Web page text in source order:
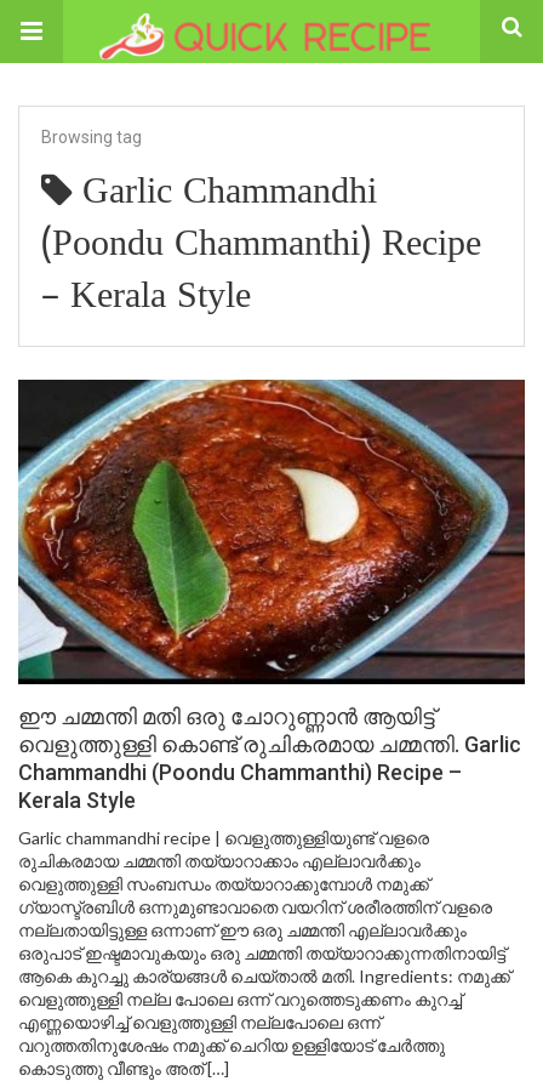
Browsing tag
Garlic Chammandhi
(Poondu Chammanthi) Recipe
– Kerala Style
ഈ ചമ്മന്തി മതി ഒരു ചോറുണ്ണാൻ ആയിട്ട്
വെളുത്തുള്ളി കൊണ്ട് രുചികരമായ ചമ്മന്തി. Garlic
Chammandhi (Poondu Chammanthi) Recipe –
Kerala Style
Garlic chammandhi recipe | വെളുത്തുള്ളിയുണ്ട് വളരെ
രുചികരമായ ചമ്മന്തി തയ്യാറാക്കാം എല്ലാവർക്കും
വെളുത്തുള്ളി സംബന്ധം തയ്യാറാക്കുമ്പോൾ നമുക്ക്
ഗ്യാസ്ട്രബിൾ ഒന്നുമുണ്ടാവാതെ വയറിന് ശരീരത്തിന് വളരെ
നല്ലതായിട്ടുള്ള ഒന്നാണ് ഈ ഒരു ചമ്മന്തി എല്ലാവർക്കും
ഒരുപാട് ഇഷ്ടമാവുകയും ഒരു ചമ്മന്തി തയ്യാറാക്കുന്നതിനായിട്ട്
ആകെ കുറച്ചു കാര്യങ്ങൾ ചെയ്താൽ മതി. Ingredients: നമുക്ക്
വെളുത്തുള്ളി നല്ല പോലെ ഒന്ന് വറുത്തെടുക്കണം കുറച്ച്
എണ്ണയൊഴിച്ച് വെളുത്തുള്ളി നല്ലപോലെ ഒന്ന്
വറുത്തതിനുശേഷം നമുക്ക് ചെറിയ ഉള്ളിയോട് ചേർത്തു
കൊടുത്തു വീണ്ടും അത് […]